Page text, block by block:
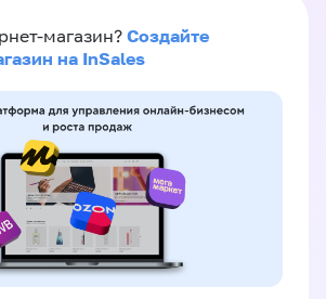
магазин? Создайте
на InSales